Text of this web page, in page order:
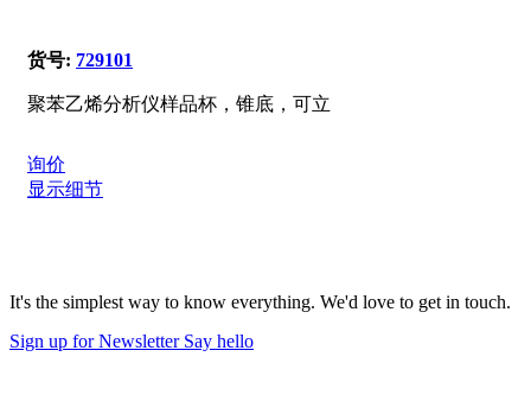
货号: 729101
聚苯乙烯分析仪样品杯，锥底，可立
询价
显示细节
It's the simplest way to know everything. We'd love to get in touch.
Sign up for Newsletter Say hello